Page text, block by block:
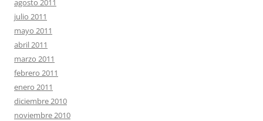
agosto 2011
julio 2011
mayo 2011
abril 2011
marzo 2011
febrero 2011
enero 2011
diciembre 2010
noviembre 2010